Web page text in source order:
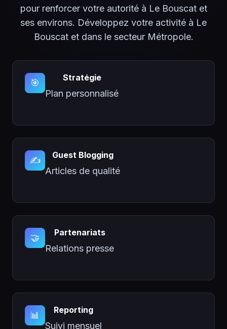
pour renforcer votre autorité à Le Bouscat et
ses environs. Développez votre activité à Le
Bouscat et dans le secteur Métropole.
🎯 Stratégie
Plan personnalisé
✍️ Guest Blogging
Articles de qualité
🤝 Partenariats
Relations presse
📊 Reporting
Suivi mensuel